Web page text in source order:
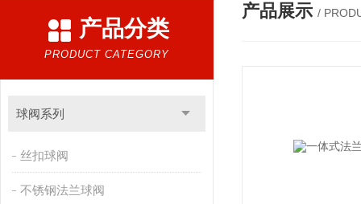
产品分类
PRODUCT CATEGORY
球阀系列
丝扣球阀
不锈钢法兰球阀
产品展示 /